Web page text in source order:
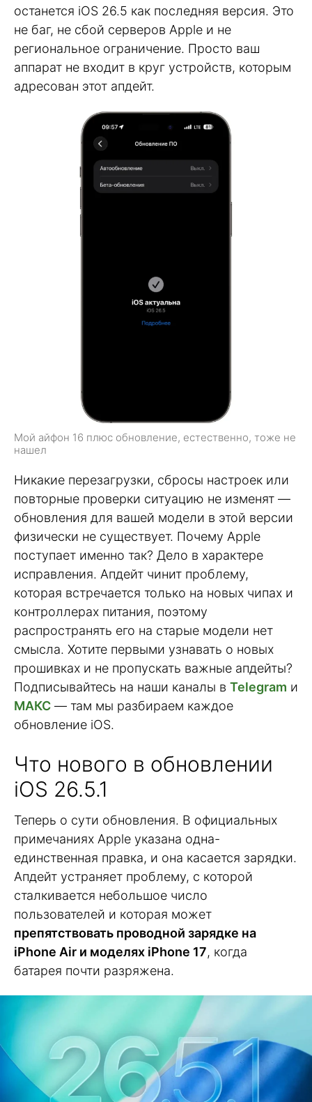
останется iOS 26.5 как последняя версия. Это
не баг, не сбой серверов Apple и не
региональное ограничение. Просто ваш
аппарат не входит в круг устройств, которым
адресован этот апдейт.
Мой айфон 16 плюс обновление, естественно, тоже не
нашел
Никакие перезагрузки, сбросы настроек или
повторные проверки ситуацию не изменят —
обновления для вашей модели в этой версии
физически не существует. Почему Apple
поступает именно так? Дело в характере
исправления. Апдейт чинит проблему,
которая встречается только на новых чипах и
контроллерах питания, поэтому
распространять его на старые модели нет
смысла. Хотите первыми узнавать о новых
прошивках и не пропускать важные апдейты?
Подписывайтесь на наши каналы в Telegram и
МАКС — там мы разбираем каждое
обновление iOS.
Что нового в обновлении
iOS 26.5.1
Теперь о сути обновления. В официальных
примечаниях Apple указана одна-
единственная правка, и она касается зарядки.
Апдейт устраняет проблему, с которой
сталкивается небольшое число
пользователей и которая может
препятствовать проводной зарядке на
iPhone Air и моделях iPhone 17, когда
батарея почти разряжена.